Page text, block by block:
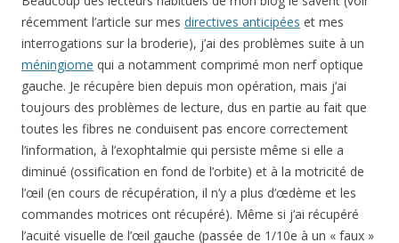
récemment l’article sur mes directives anticipées et mes
interrogations sur la broderie), j’ai des problèmes suite à un
méningiome qui a notamment comprimé mon nerf optique
gauche. Je récupère bien depuis mon opération, mais j’ai
toujours des problèmes de lecture, dus en partie au fait que
toutes les fibres ne conduisent pas encore correctement
l’information, à l’exophtalmie qui persiste même si elle a
diminué (ossification en fond de l’orbite) et à la motricité de
l’œil (en cours de récupération, il n’y a plus d’œdème et les
commandes motrices ont récupéré). Même si j’ai récupéré
l’acuité visuelle de l’œil gauche (passée de 1/10e à un « faux »